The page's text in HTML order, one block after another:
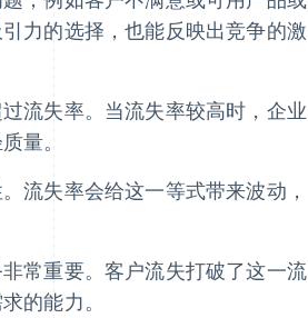
力的选择，也能反映出竞争的激
流失率。当流失率较高时，企业
量。
流失率会给这一等式带来波动，
常重要。客户流失打破了这一流
的能力。